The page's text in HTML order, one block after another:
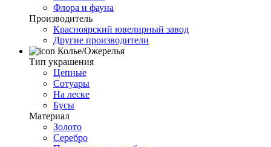
Флора и фауна
Производитель
Красноярский ювелирный завод
Другие производители
Колье/Ожерелья
Тип украшения
Цепные
Сотуары
На леске
Бусы
Материал
Золото
Серебро